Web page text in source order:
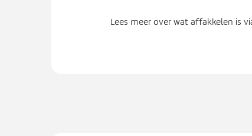
Lees meer over wat affakkelen is